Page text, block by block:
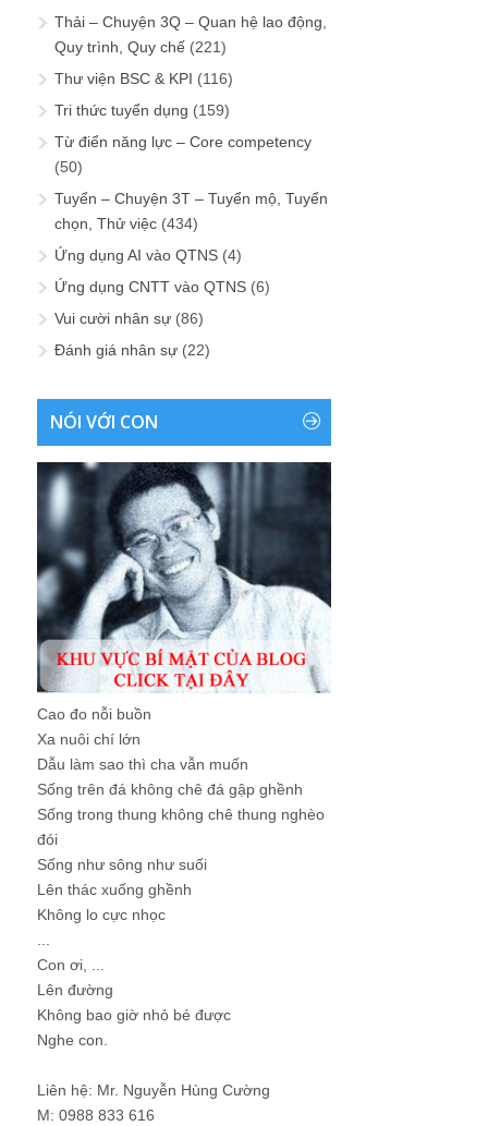
Thải – Chuyện 3Q – Quan hệ lao động,
Quy trình, Quy chế (221)
Thư viện BSC & KPI (116)
Tri thức tuyển dụng (159)
Từ điển năng lực – Core competency
(50)
Tuyển – Chuyện 3T – Tuyển mộ, Tuyển
chọn, Thử việc (434)
Ứng dụng AI vào QTNS (4)
Ứng dụng CNTT vào QTNS (6)
Vui cười nhân sự (86)
Đánh giá nhân sự (22)
NÓI VỚI CON
Cao đo nỗi buồn
Xa nuôi chí lớn
Dẫu làm sao thì cha vẫn muốn
Sống trên đá không chê đá gập ghềnh
Sống trong thung không chê thung nghèo
đói
Sống như sông như suối
Lên thác xuống ghềnh
Không lo cực nhọc
Con ơi, ...
Lên đường
Không bao giờ nhỏ bé được
Nghe con.
Liên hệ: Mr. Nguyễn Hùng Cường
M: 0988 833 616